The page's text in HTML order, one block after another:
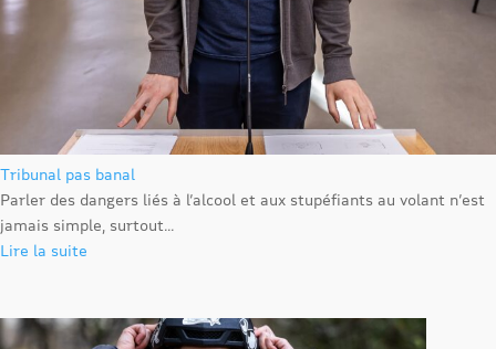
Tribunal pas banal
Parler des dangers liés à l’alcool et aux stupéfiants au volant n’est
jamais simple, surtout...
Lire la suite